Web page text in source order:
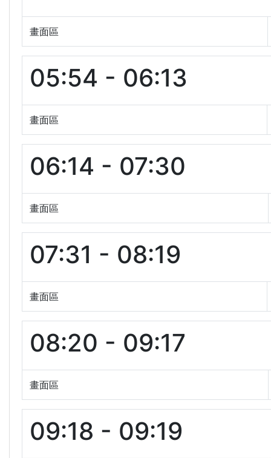
畫面區
05:54 - 06:13
畫面區
06:14 - 07:30
畫面區
07:31 - 08:19
畫面區
08:20 - 09:17
畫面區
09:18 - 09:19